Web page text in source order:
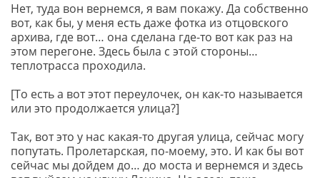
Нет, туда вон вернемся, я вам покажу. Да собственно
вот, как бы, у меня есть даже фотка из отцовского
архива, где вот… она сделана где-то вот как раз на
этом перегоне. Здесь была с этой стороны…
теплотрасса проходила.
[То есть а вот этот переулочек, он как-то называется
или это продолжается улица?]
Так, вот это у нас какая-то другая улица, сейчас могу
попутать. Пролетарская, по-моему, это. И как бы вот
сейчас мы дойдем до… до моста и вернемся и здесь